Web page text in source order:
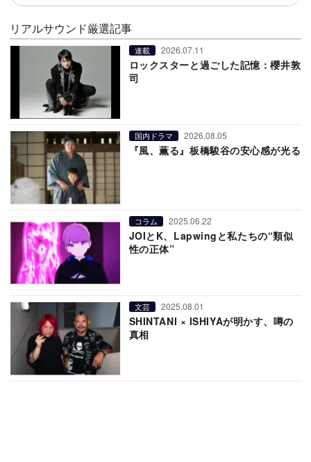
リアルサウンド厳選記事
連載 2026.07.11
ロックスターと過ごした記憶：櫻井敦
司
国内ドラマ 2026.08.05
『風、薫る』板橋駿谷の安心感が光る
コラム 2025.06.22
JOIとK、Lapwingと私たちの“類似
性の正体”
文芸 2025.08.01
SHINTANI × ISHIYAが明かす、噂の
真相